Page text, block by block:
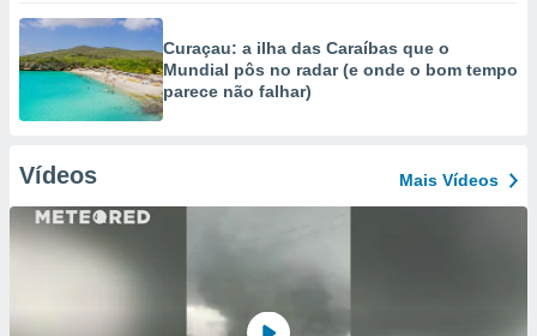
Curaçau: a ilha das Caraíbas que o
Mundial pôs no radar (e onde o bom tempo
parece não falhar)
Vídeos Mais Vídeos